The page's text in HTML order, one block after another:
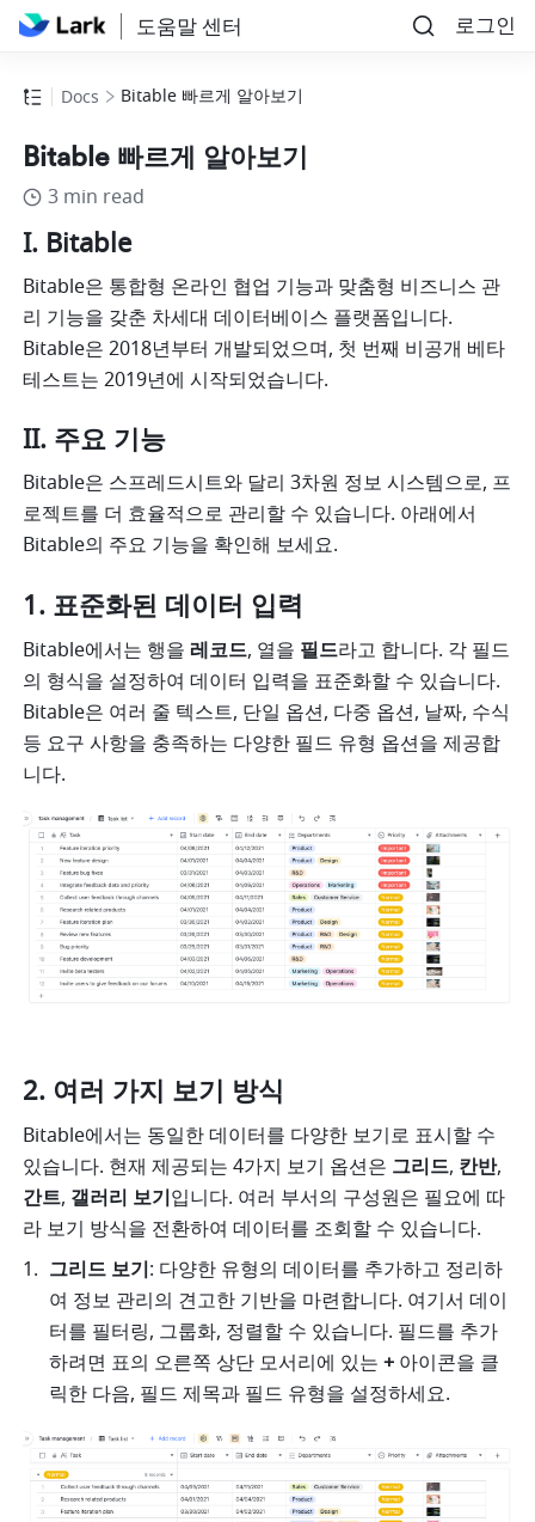
도움말 센터 로그인
Docs Bitable 빠르게 알아보기
Bitable 빠르게 알아보기
3 min read
I. Bitable
Bitable은 통합형 온라인 협업 기능과 맞춤형 비즈니스 관
리 기능을 갖춘 차세대 데이터베이스 플랫폼입니다.
Bitable은 2018년부터 개발되었으며, 첫 번째 비공개 베타
테스트는 2019년에 시작되었습니다.
II. 주요 기능
Bitable은 스프레드시트와 달리 3차원 정보 시스템으로, 프
로젝트를 더 효율적으로 관리할 수 있습니다. 아래에서
Bitable의 주요 기능을 확인해 보세요.
표준화된 데이터 입력
Bitable에서는 행을 레코드, 열을 필드라고 합니다. 각 필드
의 형식을 설정하여 데이터 입력을 표준화할 수 있습니다.
Bitable은 여러 줄 텍스트, 단일 옵션, 다중 옵션, 날짜, 수식
등 요구 사항을 충족하는 다양한 필드 유형 옵션을 제공합
니다.
여러 가지 보기 방식
Bitable에서는 동일한 데이터를 다양한 보기로 표시할 수
있습니다. 현재 제공되는 4가지 보기 옵션은 그리드, 칸반
간트, 갤러리 보기입니다. 여러 부서의 구성원은 필요에 따
라 보기 방식을 전환하여 데이터를 조회할 수 있습니다.
그리드 보기: 다양한 유형의 데이터를 추가하고 정리하
여 정보 관리의 견고한 기반을 마련합니다. 여기서 데이
터를 필터링, 그룹화, 정렬할 수 있습니다. 필드를 추가
하려면 표의 오른쪽 상단 모서리에 있는 + 아이콘을 클
릭한 다음, 필드 제목과 필드 유형을 설정하세요.